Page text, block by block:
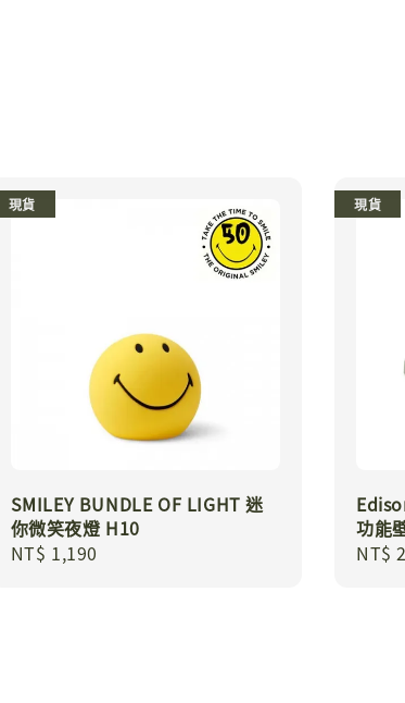
現貨
SMILEY BUNDLE OF LIGHT 迷
你微笑夜燈 H10
Regular
NT$ 1,190
現貨
功能
NT$